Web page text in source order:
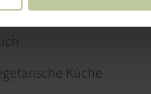
Trockenraum
Küche